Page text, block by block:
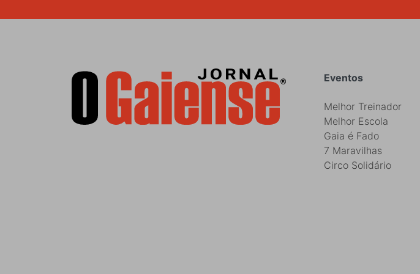
Rodapé
Eventos
Melhor Treinador
Melhor Escola
Gaia é Fado
7 Maravilhas
Circo Solidário